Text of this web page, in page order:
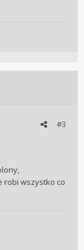
#3
robi wszystko co